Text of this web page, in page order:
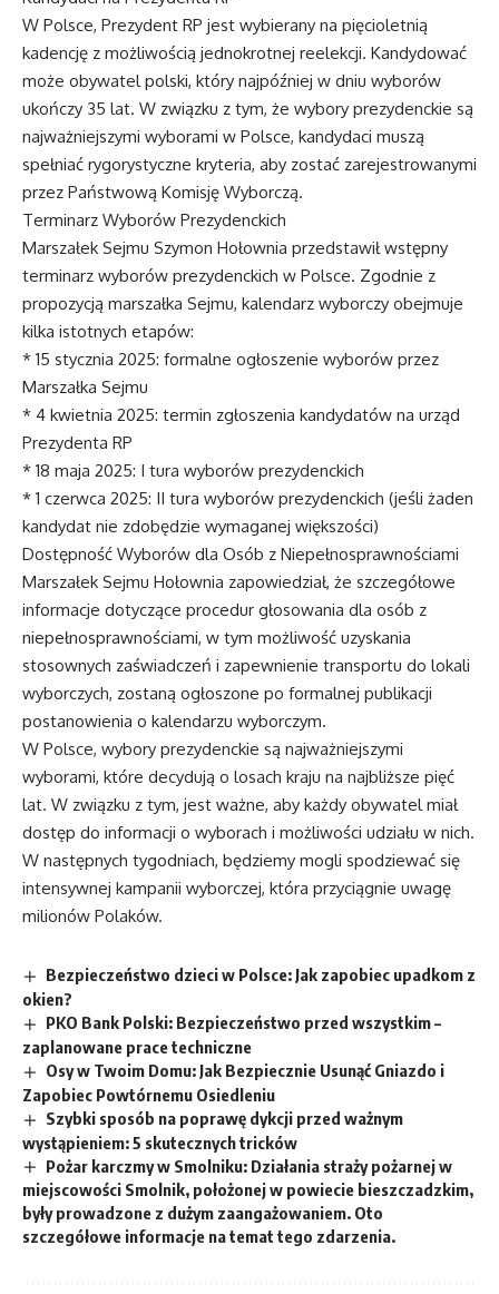
W Polsce, Prezydent RP jest wybierany na pięcioletnią
kadencję z możliwością jednokrotnej reelekcji. Kandydować
może obywatel polski, który najpóźniej w dniu wyborów
ukończy 35 lat. W związku z tym, że wybory prezydenckie są
najważniejszymi wyborami w Polsce, kandydaci muszą
spełniać rygorystyczne kryteria, aby zostać zarejestrowanymi
przez Państwową Komisję Wyborczą.
Terminarz Wyborów Prezydenckich
Marszałek Sejmu Szymon Hołownia przedstawił wstępny
terminarz wyborów prezydenckich w Polsce. Zgodnie z
propozycją marszałka Sejmu, kalendarz wyborczy obejmuje
kilka istotnych etapów:
* 15 stycznia 2025: formalne ogłoszenie wyborów przez
Marszałka Sejmu
* 4 kwietnia 2025: termin zgłoszenia kandydatów na urząd
Prezydenta RP
* 18 maja 2025: I tura wyborów prezydenckich
* 1 czerwca 2025: II tura wyborów prezydenckich (jeśli żaden
kandydat nie zdobędzie wymaganej większości)
Dostępność Wyborów dla Osób z Niepełnosprawnościami
Marszałek Sejmu Hołownia zapowiedział, że szczegółowe
informacje dotyczące procedur głosowania dla osób z
niepełnosprawnościami, w tym możliwość uzyskania
stosownych zaświadczeń i zapewnienie transportu do lokali
wyborczych, zostaną ogłoszone po formalnej publikacji
postanowienia o kalendarzu wyborczym.
W Polsce, wybory prezydenckie są najważniejszymi
wyborami, które decydują o losach kraju na najbliższe pięć
lat. W związku z tym, jest ważne, aby każdy obywatel miał
dostęp do informacji o wyborach i możliwości udziału w nich.
W następnych tygodniach, będziemy mogli spodziewać się
intensywnej kampanii wyborczej, która przyciągnie uwagę
milionów Polaków.
Bezpieczeństwo dzieci w Polsce: Jak zapobiec upadkom z
okien?
PKO Bank Polski: Bezpieczeństwo przed wszystkim –
zaplanowane prace techniczne
Osy w Twoim Domu: Jak Bezpiecznie Usunąć Gniazdo i
Zapobiec Powtórnemu Osiedleniu
Szybki sposób na poprawę dykcji przed ważnym
wystąpieniem: 5 skutecznych tricków
Pożar karczmy w Smolniku: Działania straży pożarnej w
miejscowości Smolnik, położonej w powiecie bieszczadzkim,
były prowadzone z dużym zaangażowaniem. Oto
szczegółowe informacje na temat tego zdarzenia.